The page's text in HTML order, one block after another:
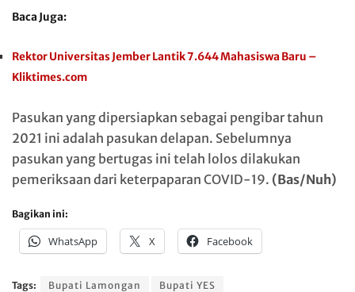
Baca Juga:
Rektor Universitas Jember Lantik 7.644 Mahasiswa Baru –
Kliktimes.com
Pasukan yang dipersiapkan sebagai pengibar tahun
2021 ini adalah pasukan delapan. Sebelumnya
pasukan yang bertugas ini telah lolos dilakukan
pemeriksaan dari keterpaparan COVID-19. (Bas/Nuh)
Bagikan ini:
WhatsApp X Facebook
Tags: Bupati Lamongan
Bupati YES